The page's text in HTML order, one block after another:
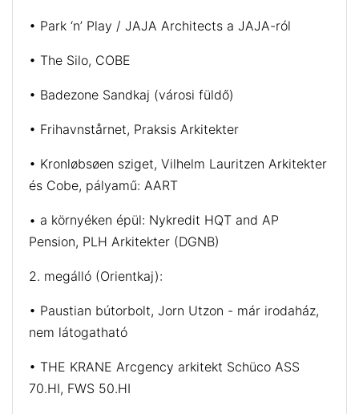
• Park ‘n’ Play / JAJA Architects a JAJA-ról
• The Silo, COBE
• Badezone Sandkaj (városi füldő)
• Frihavnstårnet, Praksis Arkitekter
• Kronløbsøen sziget, Vilhelm Lauritzen Arkitekter
és Cobe, pályamű: AART
• a környéken épül: Nykredit HQT and AP
Pension, PLH Arkitekter (DGNB)
2. megálló (Orientkaj):
• Paustian bútorbolt, Jorn Utzon - már irodaház,
nem látogatható
• THE KRANE Arcgency arkitekt Schüco ASS
70.HI, FWS 50.HI